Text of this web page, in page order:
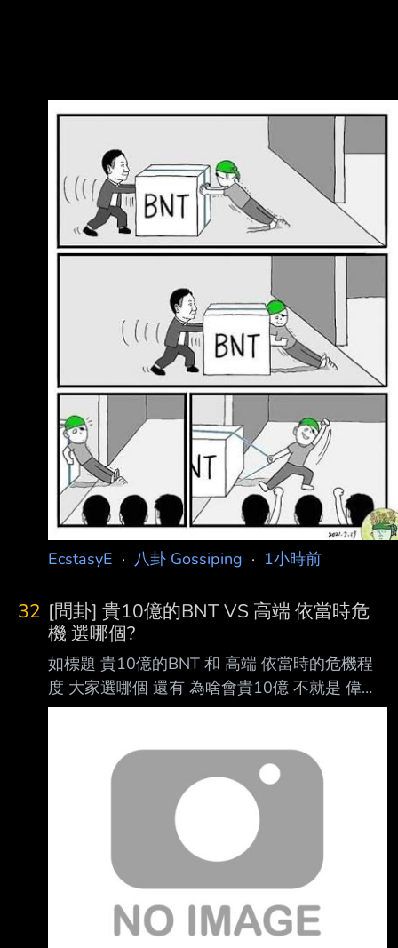
EcstasyE · 八卦 Gossiping · 1小時前
32 [問卦] 貴10億的BNT VS 高端 依當時危
機 選哪個?
如標題 貴10億的BNT 和 高端 依當時的危機程
度 大家選哪個 還有 為啥會貴10億 不就是 偉大
的 因為意識形態 不去跟大中華地區代理商購買
為因 結果論 真的很屌 有無八卦? -- 對喔! 說真的
我只記得很貴 但詳細金額我不GOOGLE 真的忘
了 我也在想很怪，我要是党，我一定不希望大
家想起來 那只能這樣解釋，党現在就是只要顧
40%，所以就有火種就拼命丟 能製造衝突就好